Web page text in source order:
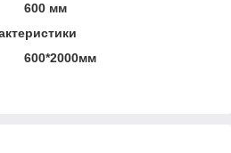
600 мм
600*2000мм